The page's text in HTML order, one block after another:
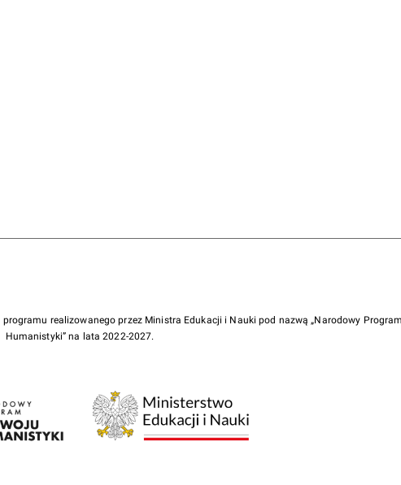
realizowanego przez Ministra Edukacji i Nauki pod nazwą „Narodowy
Humanistyki” na lata 2022-2027.